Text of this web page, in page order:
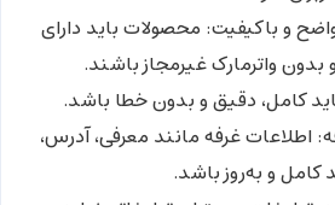
و باکیفیت: محصولات باید دارای
بدون واترمارک غیرمجاز باشند.
کامل، دقیق و بدون خطا باشد.
اطلاعات غرفه مانند معرفی، آدرس،
و به‌روز باشد.